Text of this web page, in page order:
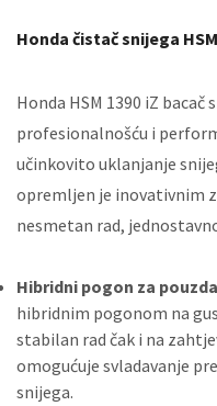
Honda čistač snijega
Honda HSM 1390 iZ
profesionalnošću i
učinkovito uklanjanje
opremljen je inovativnim
nesmetan rad,
Hibridni pogon za
hibridnim pogonom na
stabilan rad čak i na
omogućuje svladavanje
snijega.